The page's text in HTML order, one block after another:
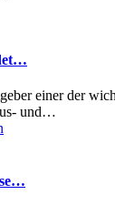
einer der
und…